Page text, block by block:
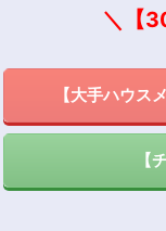
＼【
【大手ハウス
【